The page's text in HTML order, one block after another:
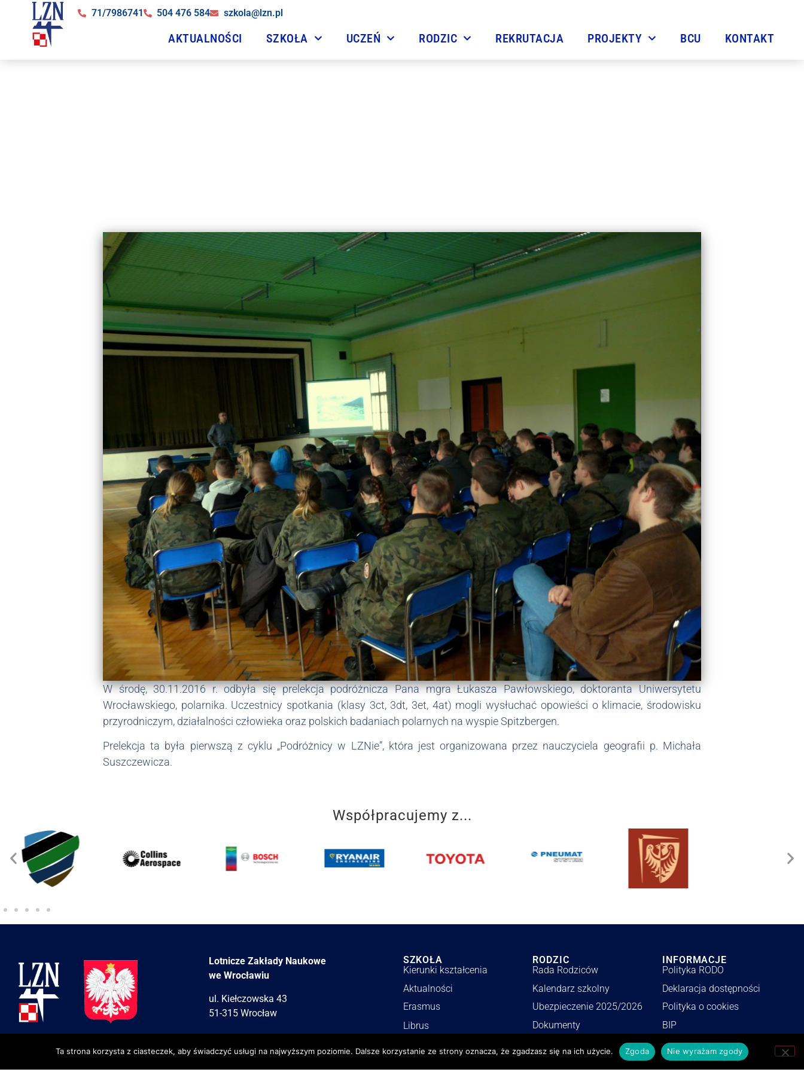
71/7986741 504 476 584 szkola@lzn.pl
AKTUALNOŚCI SZKOŁA UCZEŃ RODZIC REKRUTACJA PROJEKTY BCU KONTAKT
W środę, 30.11.2016 r. odbyła się prelekcja podróżnicza Pana mgra Łukasza Pawłowskiego, doktoranta Uniwersytetu
Wrocławskiego, polarnika. Uczestnicy spotkania (klasy 3ct, 3dt, 3et, 4at) mogli wysłuchać opowieści o klimacie, środowisku
przyrodniczym, działalności człowieka oraz polskich badaniach polarnych na wyspie Spitzbergen.
Prelekcja ta była pierwszą z cyklu „Podróżnicy w LZNie”, która jest organizowana przez nauczyciela geografii p. Michała
Suszczewicza.
Współpracujemy z...
Lotnicze Zakłady Naukowe
we Wrocławiu
ul. Kiełczowska 43
51-315 Wrocław
SZKOŁA
Kierunki kształcenia
Aktualności
Erasmus
Librus
RODZIC
Rada Rodziców
Kalendarz szkolny
Ubezpieczenie 2025/2026
Dokumenty
Wykaz podręczników
INFORMACJE
Polityka RODO
Deklaracja dostępności
Polityka o cookies
BIP
Zamówienia publiczne
Ta strona korzysta z ciasteczek, aby świadczyć usługi na najwyższym poziomie. Dalsze korzystanie ze strony oznacza, że zgadzasz się na ich użycie. Zgoda Nie wyrażam zgody